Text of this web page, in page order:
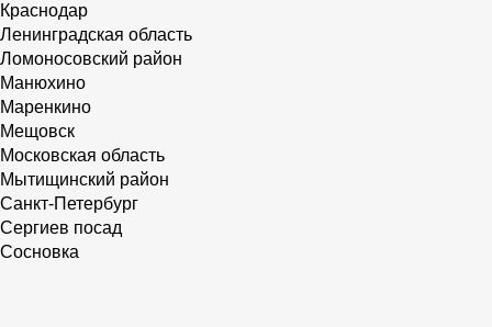
Краснодар
Ленинградская область
Ломоносовский район
Манюхино
Маренкино
Мещовск
Московская область
Мытищинский район
Санкт-Петербург
Сергиев посад
Сосновка